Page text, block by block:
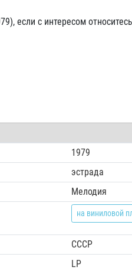
если с интересом
1979
эстрада
Мелодия
на виниловой
СССР
LP